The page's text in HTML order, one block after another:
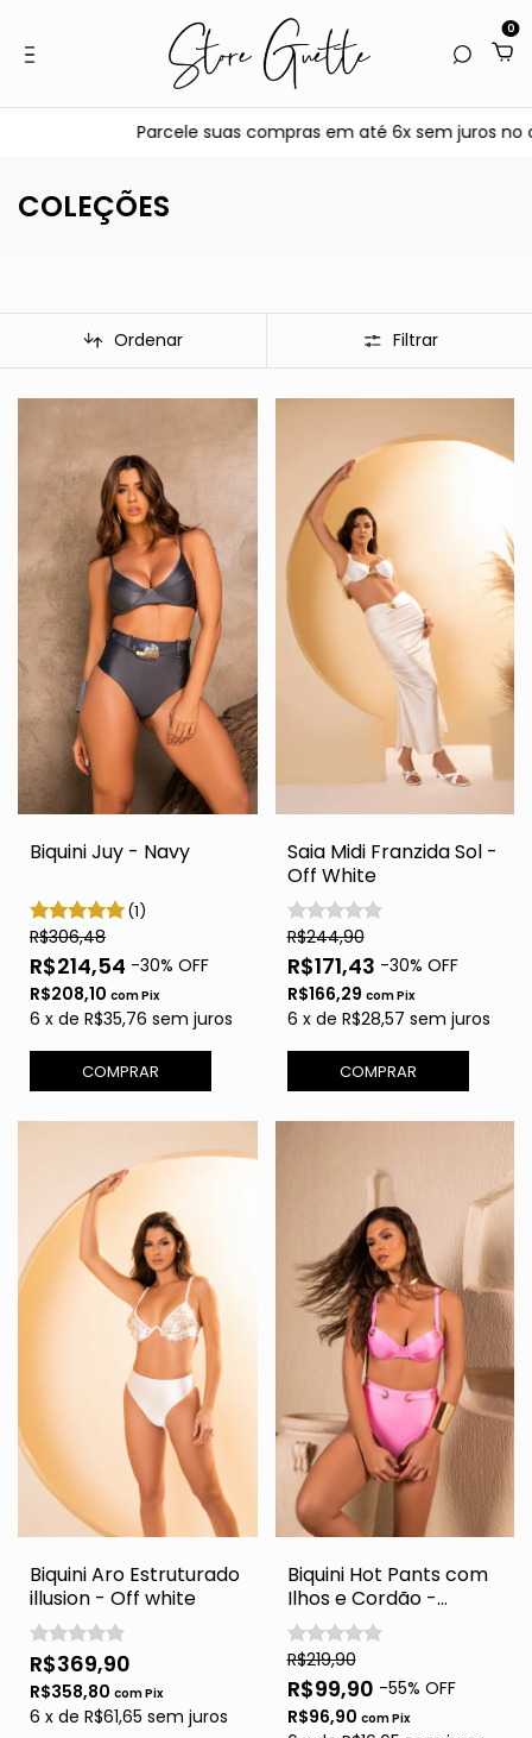
0
Parcele suas compras em até 6x sem juros no cartão • Pague
COLEÇÕES
Ordenar Filtrar
Biquini Juy - Navy
(1)
R$306,48
R$214,54 -30% OFF
R$208,10 comPix
6 x de R$35,76 sem juros
COMPRAR
Saia Midi Franzida Sol -
Off White
R$244,90
R$171,43 -30% OFF
R$166,29 comPix
6 x de R$28,57 sem juros
COMPRAR
Biquini Aro Estruturado
illusion - Off white
R$369,90
R$358,80 comPix
6 x de R$61,65 sem juros
Biquini Hot Pants com
Ilhos e Cordão -
Babalu
R$219,90
R$99,90 -55% OFF
R$96,90 comPix